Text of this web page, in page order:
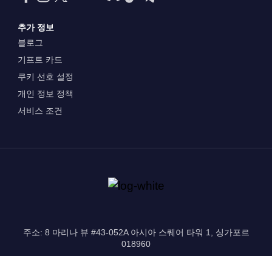
추가 정보
블로그
기프트 카드
쿠키 선호 설정
개인 정보 정책
서비스 조건
주소: 8 마리나 뷰 #43-052A 아시아 스퀘어 타워 1, 싱가포르
018960